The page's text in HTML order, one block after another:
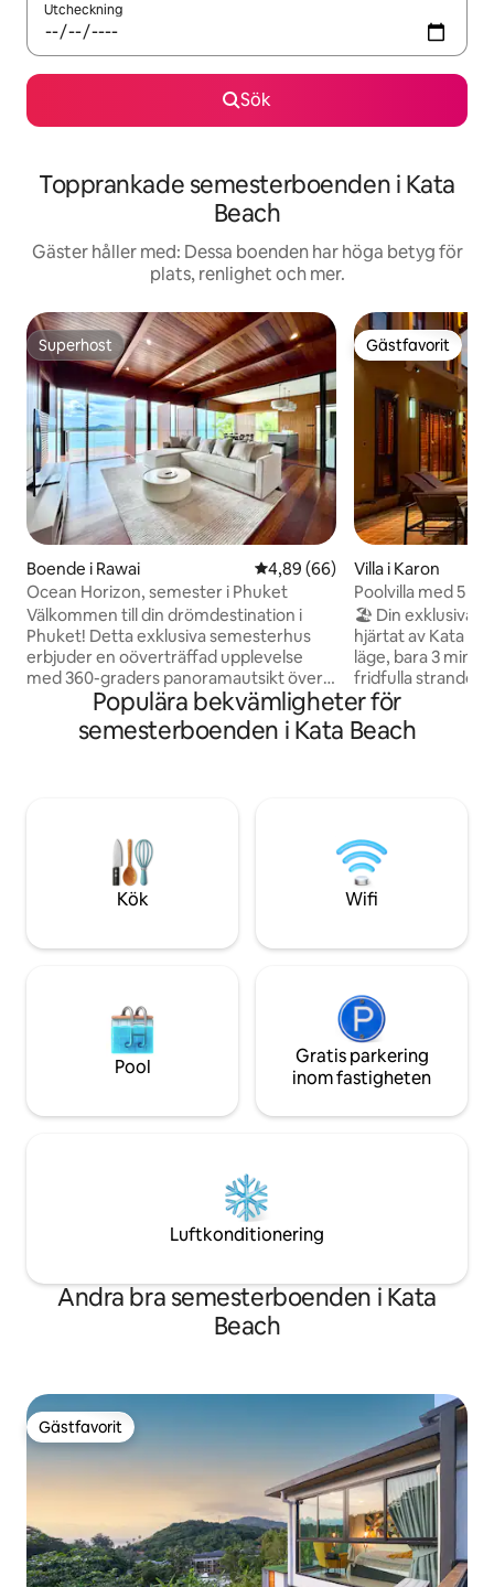
Utcheckning
Sök
Topprankade semesterboenden i Kata
Beach
Gäster håller med: Dessa boenden har höga betyg för
plats, renlighet och mer.
Superhost
Superhost
Boende i Rawai 4,89 av 5 i genomsnittligt
4,89 (66)
Ocean Horizon, semester i Phuket
Välkommen till din drömdestination i
Phuket! Detta exklusiva semesterhus
erbjuder en oöverträffad upplevelse
med 360-graders panoramautsikt över
det fantastiska Andamanhavet Denna
lyxiga villa ligger på toppen av en klippa
och erbjuder fantastisk utsikt från alla
Rawai beach - 1 dubbelsäng, bäddsoffa,
luftkonditionering, vardagsrum med
öppen planlösning, 2 badrum - Balkong
Gästfavorit
Gästfavorit
Villa i Karon
Poolvilla med 5
Kata Beach,
🏖️ Din exklusiva
hjärtat av Kata｜Villa
läge, bara 3
fridfulla stranden
lokala gatorna. Men inomhus kan du
njuta av absolut
daglig frukost.
blandningen av
privat lyx i hjärtat
Populära bekvämligheter för
semesterboenden i Kata Beach
Kök Wifi
Pool
Gratis parkering
inom fastigheten
Luftkonditionering
Andra bra semesterboenden i Kata
Beach
Gästfavorit
Gästfavorit